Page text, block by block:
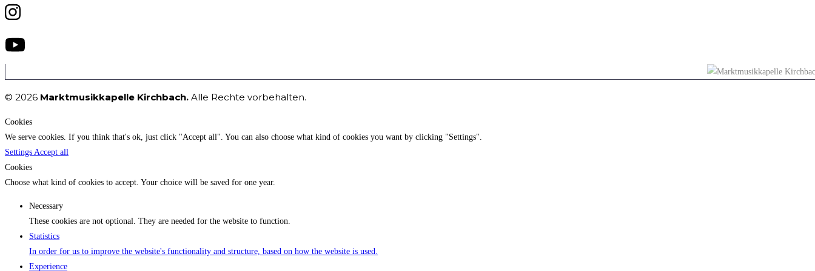
© 2026 Marktmusikkapelle Kirchbach. Alle Rechte vorbehalten.
Cookies
We serve cookies. If you think that's ok, just click "Accept all". You can also choose what kind of cookies you want by clicking "Settings".
Settings Accept all
Cookies
Choose what kind of cookies to accept. Your choice will be saved for one year.
Necessary
These cookies are not optional. They are needed for the website to function.
Statistics
In order for us to improve the website's functionality and structure, based on how the website is used.
Experience